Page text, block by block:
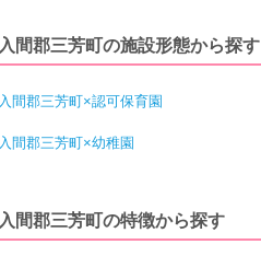
入間郡三芳町の施設形態から探す
入間郡三芳町×認可保育園
入間郡三芳町×幼稚園
入間郡三芳町の特徴から探す